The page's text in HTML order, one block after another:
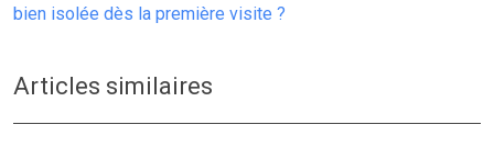
bien isolée dès la première visite ?
Articles similaires